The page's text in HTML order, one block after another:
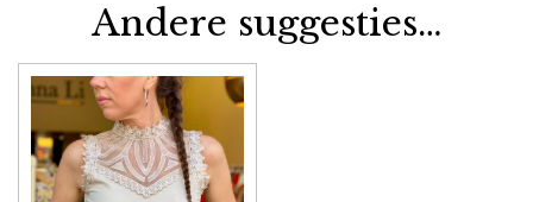
Andere suggesties…